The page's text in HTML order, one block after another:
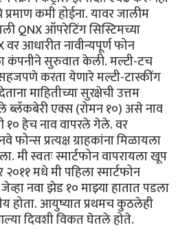
प्रमाण कमी होईना. यावर जालीम
QNX ऑपरेटिंग सिस्टिमच्या
आधारीत नावीन्यपूर्ण फोन
कंपनीने सुरुवात केली. मल्टी-टच
करता येणारे मल्टी-टास्कींग
माहितीच्या सुरक्षेची उत्तम
ब्लॅकबेरी एक्स (रोमन १०) असे नाव
१० हेच नाव वापरले गेले. वर
प्रत्यक्ष ग्राहकांना मिळायला
मी स्वतः स्मार्टफोन वापरायला खूप
मधे मी पहिला स्मार्टफोन
नवा झेड १० माझ्या हातात पडला
होता. आयुष्यात प्रथमच कुठलेही
दिवशी विकत घेतले होते.